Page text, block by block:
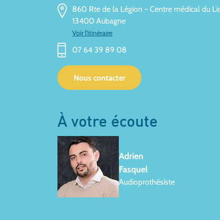
860 Rte de la Légion - Centre médical du
13400 Aubagne
Voir l'itinéraire
07 64 39 89 08
Nous contacter
À votre écoute
Adrien
Fasquel
Audioprothésiste